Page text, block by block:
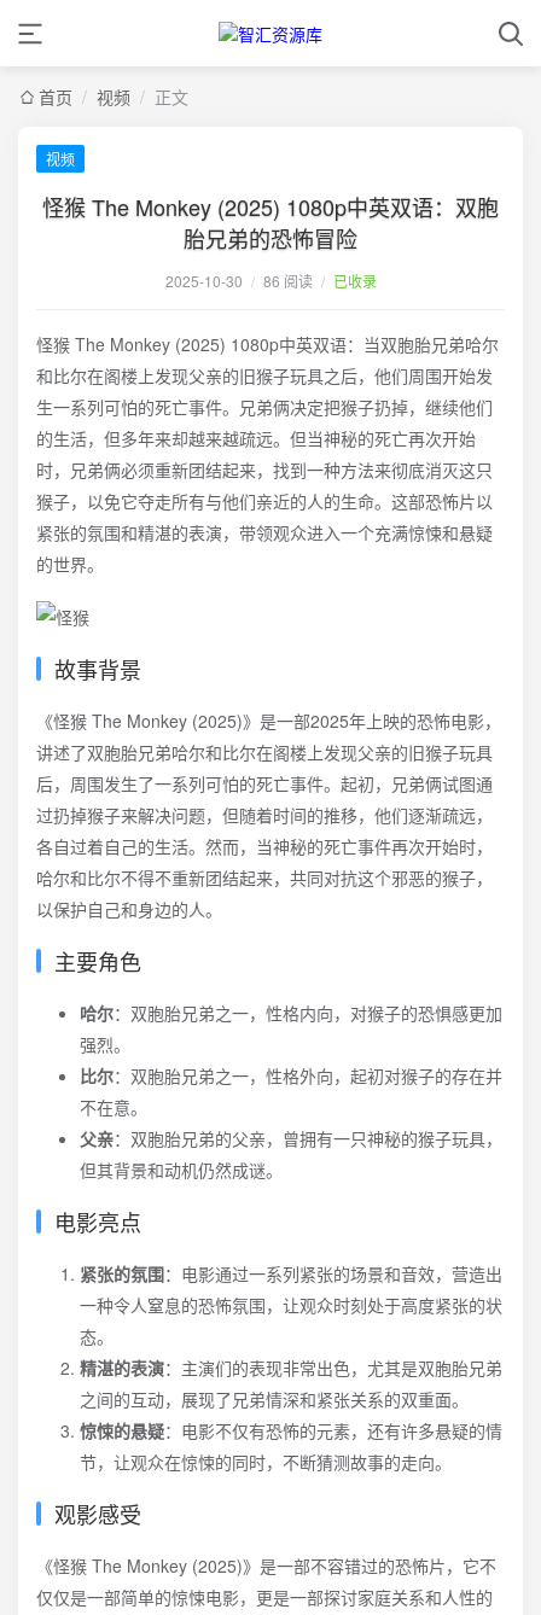
首页 / 视频 / 正文
视频
怪猴 The Monkey (2025) 1080p中英双语：双胞
胎兄弟的恐怖冒险
2025-10-30 / 86 阅读 / 已收录
怪猴 The Monkey (2025) 1080p中英双语：当双胞胎兄弟哈尔
和比尔在阁楼上发现父亲的旧猴子玩具之后，他们周围开始发
生一系列可怕的死亡事件。兄弟俩决定把猴子扔掉，继续他们
的生活，但多年来却越来越疏远。但当神秘的死亡再次开始
时，兄弟俩必须重新团结起来，找到一种方法来彻底消灭这只
猴子，以免它夺走所有与他们亲近的人的生命。这部恐怖片以
紧张的氛围和精湛的表演，带领观众进入一个充满惊悚和悬疑
的世界。
故事背景
《怪猴 The Monkey (2025)》是一部2025年上映的恐怖电影，
讲述了双胞胎兄弟哈尔和比尔在阁楼上发现父亲的旧猴子玩具
后，周围发生了一系列可怕的死亡事件。起初，兄弟俩试图通
过扔掉猴子来解决问题，但随着时间的推移，他们逐渐疏远，
各自过着自己的生活。然而，当神秘的死亡事件再次开始时，
哈尔和比尔不得不重新团结起来，共同对抗这个邪恶的猴子，
以保护自己和身边的人。
主要角色
哈尔：双胞胎兄弟之一，性格内向，对猴子的恐惧感更加
强烈。
比尔：双胞胎兄弟之一，性格外向，起初对猴子的存在并
不在意。
父亲：双胞胎兄弟的父亲，曾拥有一只神秘的猴子玩具，
但其背景和动机仍然成谜。
电影亮点
紧张的氛围：电影通过一系列紧张的场景和音效，营造出
一种令人窒息的恐怖氛围，让观众时刻处于高度紧张的状
态。
精湛的表演：主演们的表现非常出色，尤其是双胞胎兄弟
之间的互动，展现了兄弟情深和紧张关系的双重面。
惊悚的悬疑：电影不仅有恐怖的元素，还有许多悬疑的情
节，让观众在惊悚的同时，不断猜测故事的走向。
观影感受
《怪猴 The Monkey (2025)》是一部不容错过的恐怖片，它不
仅仅是一部简单的惊悚电影，更是一部探讨家庭关系和人性的